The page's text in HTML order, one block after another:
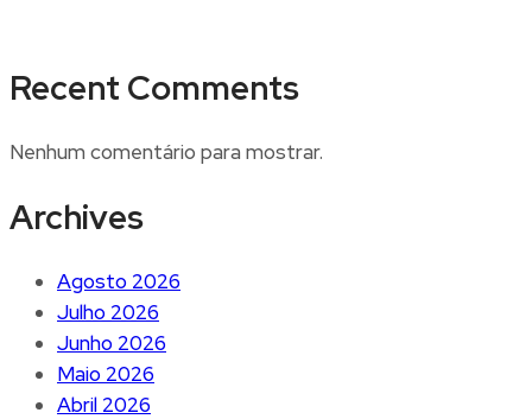
Recent Comments
Nenhum comentário para mostrar.
Archives
Agosto 2026
Julho 2026
Junho 2026
Maio 2026
Abril 2026